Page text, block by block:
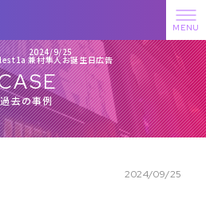
2024/9/25
兼村隼人お誕生日広告
過去の事例
2024/09/25